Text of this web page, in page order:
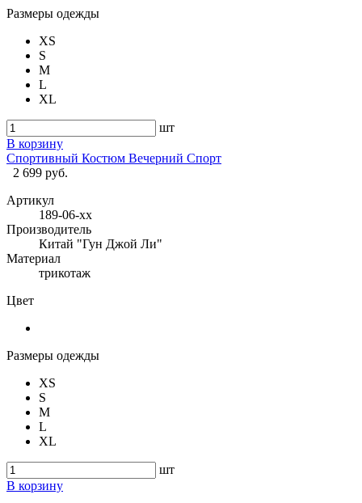
Размеры одежды
XS
S
M
L
XL
шт
В корзину
Спортивный Костюм Вечерний Спорт
2 699 руб.
Артикул
189-06-хх
Производитель
Китай "Гун Джой Ли"
Материал
трикотаж
Цвет
Размеры одежды
XS
S
M
L
XL
шт
В корзину